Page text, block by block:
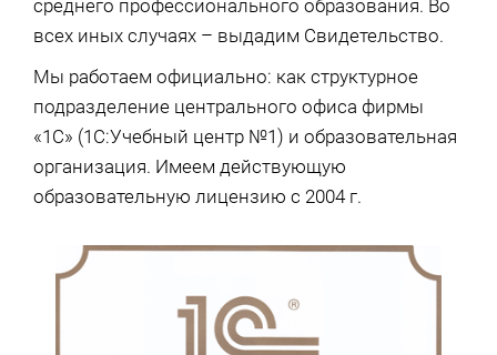
среднего профессионального образования. Во
всех иных случаях – выдадим Свидетельство.
Мы работаем официально: как структурное
подразделение центрального офиса фирмы
«1С» (1С:Учебный центр №1) и образовательная
организация. Имеем действующую
образовательную лицензию с 2004 г.